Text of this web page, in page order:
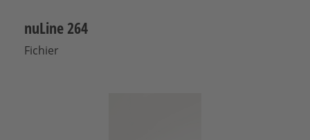
nuLine 264
Fichier